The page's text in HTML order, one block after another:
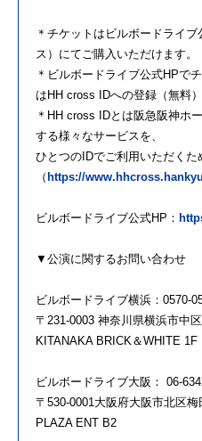
＊チケットはビルボードライ
ス）にてご購入いただけます。
＊ビルボードライブ公式HPで
はHH cross IDへの登録（無料
＊HH cross IDとは阪急阪神ホ
する様々なサービスを、
ひとつのIDでご利用いただくた
（ https://
ビルボードライブ公式HP：
▼公演に関するお問い合わせ
ビルボードライブ横浜：0570-
〒231-0003 神奈川県横浜市中
KITANAKA BRICK＆WHITE 1F
ビルボードライブ大阪： 06-
〒530-0001大阪府大阪市北区
PLAZA ENT B2